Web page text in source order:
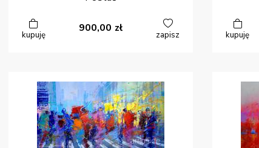
kupuję
900,00 zł
zapisz kupuję